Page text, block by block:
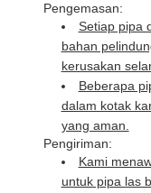
Pengemasan:
Setiap pipa
bahan
kerusakan
Beberapa
dalam kotak
yang aman.
Pengiriman:
Kami
untuk pipa las